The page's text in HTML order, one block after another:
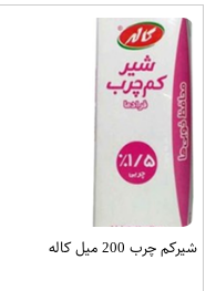
شیرکم چرب 200 میل کاله